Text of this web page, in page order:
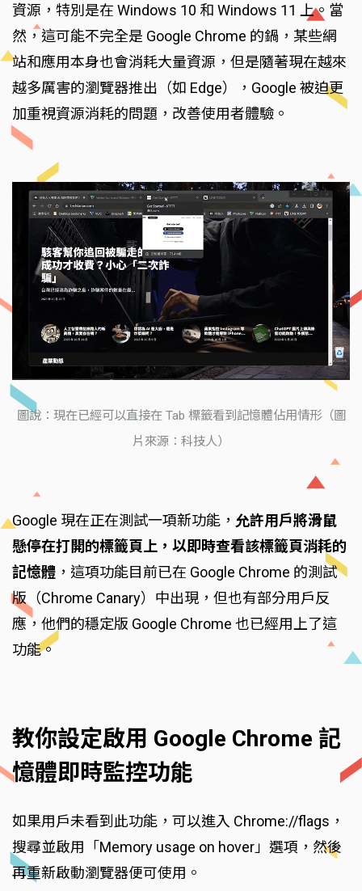
資源，特別是在 Windows 10 和 Windows 11 上。當
然，這可能不完全是 Google Chrome 的鍋，某些網
站和應用本身也會消耗大量資源，但是隨著現在越來
越多厲害的瀏覽器推出（如 Edge），Google 被迫更
加重視資源消耗的問題，改善使用者體驗。
圖說：現在已經可以直接在 Tab 標籤看到記憶體佔用情形（圖
片來源：科技人）
Google 現在正在測試一項新功能， 允許用戶將滑鼠
懸停在打開的標籤頁上，以即時查看該標籤頁消耗的
記憶體 ，這項功能目前已在 Google Chrome 的測試
版（Chrome Canary）中出現，但也有部分用戶反
應，他們的穩定版 Google Chrome 也已經用上了這
功能。
教你設定啟用 Google Chrome 記
憶體即時監控功能
如果用戶未看到此功能，可以進入 Chrome://flags，
搜尋並啟用「Memory usage on hover」選項，然後
再重新啟動瀏覽器便可使用。